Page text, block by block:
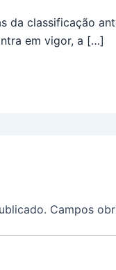
da classificação
em vigor, a […]
Campos